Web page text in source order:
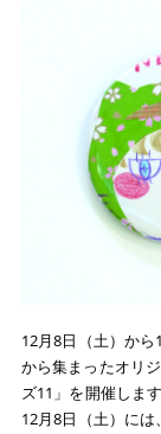
12月8日（土）か
から集まったオリ
ズ11」を開催します
12月8日（土）に